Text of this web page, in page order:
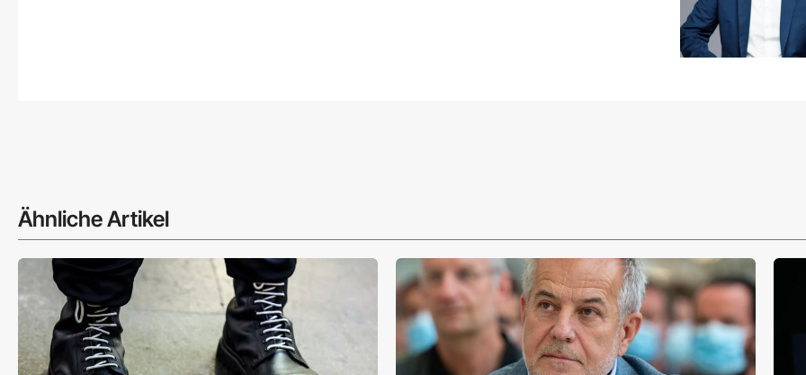
Ähnliche Artikel